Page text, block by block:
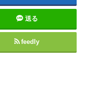
送る
feedly